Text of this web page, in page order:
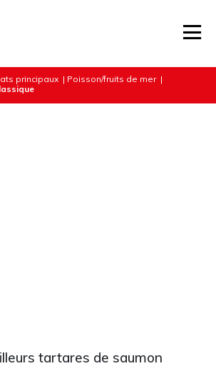
principaux | Poisson/fruits de mer |
tartares de saumon